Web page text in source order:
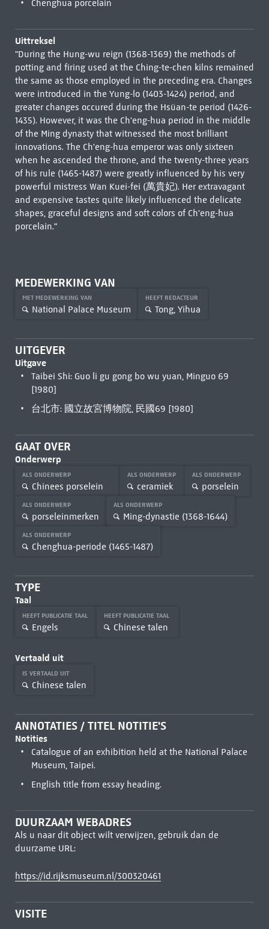
Chenghua porcelain
Uittreksel
"During the Hung-wu reign (1368-1369) the methods of
potting and firing used at the Ching-te-chen kilns remained
the same as those employed in the preceding era. Changes
were introduced in the Yung-lo (1403-1424) period, and
greater changes occured during the Hsüan-te period (1426-
1435). However, it was the Ch'eng-hua period in the middle
of the Ming dynasty that witnessed the most brilliant
innovations. The Ch'eng-hua emperor was only sixteen
when he ascended the throne, and the twenty-three years
of his rule (1465-1487) were greatly influenced by his very
powerful mistress Wan Kuei-fei (萬貴妃). Her extravagant
and expensive tastes quite likely influenced the delicate
shapes, graceful designs and soft colors of Ch'eng-hua
porcelain."
MEDEWERKING VAN
MET MEDEWERKING VAN
National Palace Museum
HEEFT REDACTEUR
Tong, Yihua
UITGEVER
Uitgave
Taibei Shi: Guo li gu gong bo wu yuan, Minguo 69
[1980]
台北市: 國立故宮博物院, 民國69 [1980]
GAAT OVER
Onderwerp
ALS ONDERWERP
Chinees porselein
ALS ONDERWERP
ceramiek
ALS ONDERWERP
porselein
ALS ONDERWERP
porseleinmerken
ALS ONDERWERP
Ming-dynastie (1368-1644)
ALS ONDERWERP
Chenghua-periode (1465-1487)
TYPE
Taal
HEEFT PUBLICATIE TAAL
Engels
HEEFT PUBLICATIE TAAL
Chinese talen
Vertaald uit
IS VERTAALD UIT
Chinese talen
ANNOTATIES / TITEL NOTITIE'S
Notities
Catalogue of an exhibition held at the National Palace
Museum, Taipei.
English title from essay heading.
DUURZAAM WEBADRES
Als u naar dit object wilt verwijzen, gebruik dan de
duurzame URL:
https://id.rijksmuseum.nl/300320461
VISITE